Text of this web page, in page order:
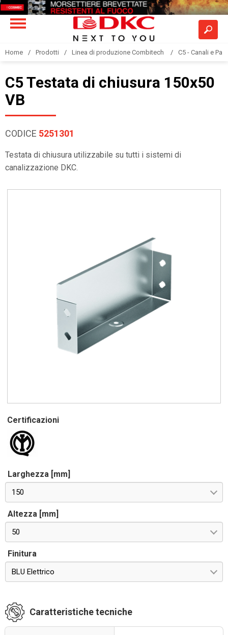
Home Prodotti Linea di produzione Combitech C5 - Canali e
C5 Testata di chiusura 150x50
VB
CODICE 5251301
Testata di chiusura utilizzabile su tutti i sistemi di
canalizzazione DKC.
Certificazioni
Larghezza [mm]
150
Altezza [mm]
50
Finitura
BLU Elettrico
Caratteristiche tecniche